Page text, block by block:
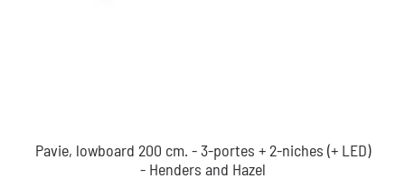
Pavie, lowboard 200 cm. - 3-portes + 2-niches (+ LED)
- Henders and Hazel